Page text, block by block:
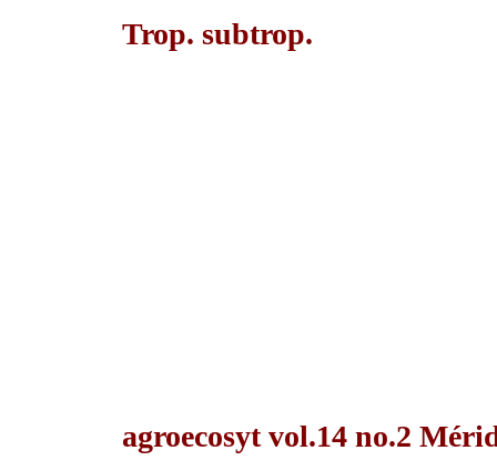
Trop. subtrop.
agroecosyt vol.14 no.2